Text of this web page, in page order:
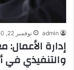
admin نوفمبر 22, 2020
إدارة الأعمال:
والتنفيذي في